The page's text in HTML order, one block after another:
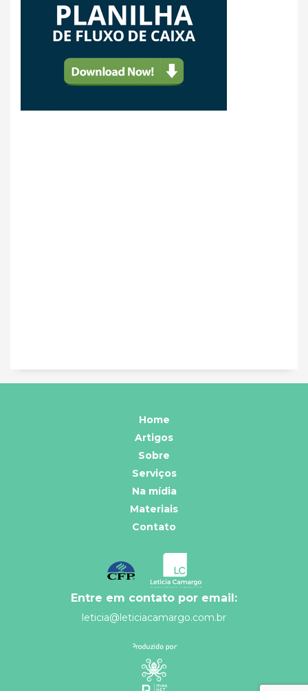
Home
Artigos
Sobre
Serviços
Na mídia
Materiais
Contato
Entre em contato por email:
leticia@leticiacamargo.com.br